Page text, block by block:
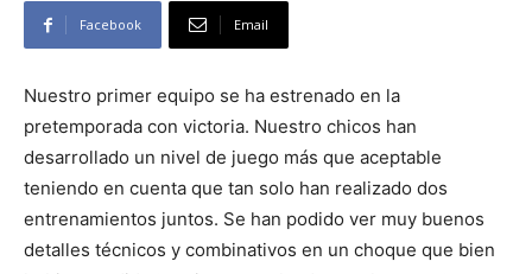
Facebook
Email
Nuestro primer equipo se ha estrenado en la
pretemporada con victoria. Nuestro chicos han
desarrollado un nivel de juego más que aceptable
teniendo en cuenta que tan solo han realizado dos
entrenamientos juntos. Se han podido ver muy buenos
detalles técnicos y combinativos en un choque que bien